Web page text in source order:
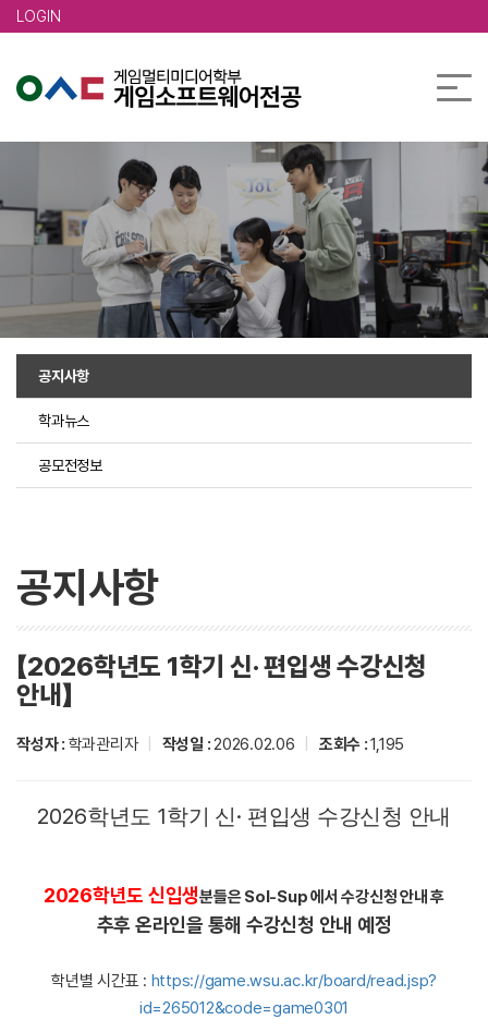
LOGIN
공지사항
학과뉴스
공모전정보
공지사항
【2026학년도 1학기 신· 편입생 수강신청
안내】
작성자 : 학과관리자 작성일 :2026.02.06 조회수 :1,195
2026학년도 1학기 신· 편입생 수강신청 안내
2026학년도 신입생분들은 Sol-Sup 에서 수강신청 안내 후
추후 온라인을 통해 수강신청 안내 예정
학년별 시간표 : https://game.wsu.ac.kr/board/read.jsp?
id=265012&code=game0301